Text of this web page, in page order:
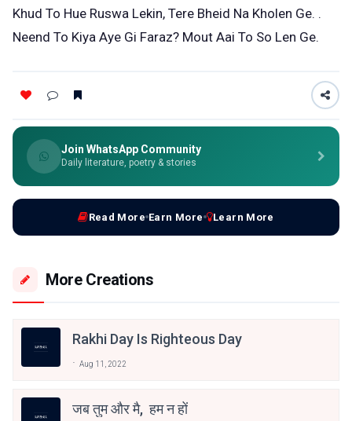
Khud To Hue Ruswa Lekin, Tere Bheid Na Kholen Ge. .
Neend To Kiya Aye Gi Faraz? Mout Aai To So Len Ge.
Join WhatsApp Community
Daily literature, poetry & stories
Read More Earn More Learn More
More Creations
Rakhi Day Is Righteous Day
Aug 11, 2022
जब तुम और मै, हम न हों